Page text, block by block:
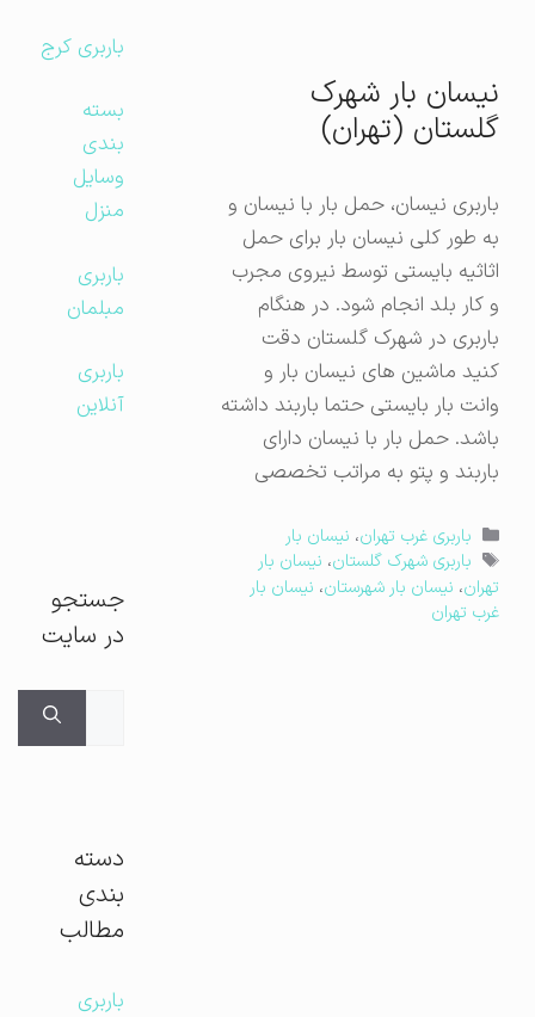
نیسان بار شهرک
گلستان (تهران)
باربری نیسان، حمل بار با نیسان و
به طور کلی نیسان بار برای حمل
اثاثیه بایستی توسط نیروی مجرب
و کار بلد انجام شود. در هنگام
باربری در شهرک گلستان دقت
کنید ماشین های نیسان بار و
وانت بار بایستی حتما باربند داشته
باشد. حمل بار با نیسان دارای
باربند و پتو به مراتب تخصصی
دسته‌ها
باربری غرب تهران ،نیسان بار
برچسب‌ها
باربری شهرک گلستان،نیسان بار
،نیسان بار شهرستان،نیسان بار
غرب تهران
باربری کرج
بسته
بندی
وسایل
منزل
باربری
مبلمان
باربری
آنلاین
جستجو
در سایت
دسته
بندی
مطالب
باربری